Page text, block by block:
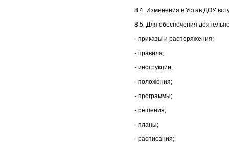
8.4. Изменения в Устав ДОУ
8.5. Для обеспечения
- приказы и распоряжения;
- правила;
- инструкции;
- положения;
- программы;
- решения;
- планы;
- расписания;